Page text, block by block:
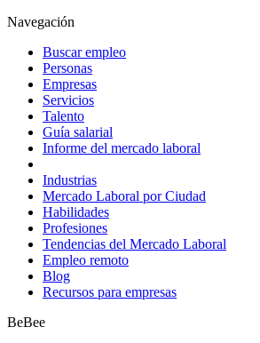
Navegación
Buscar empleo
Personas
Empresas
Servicios
Talento
Guía salarial
Informe del mercado laboral
Industrias
Mercado Laboral por Ciudad
Habilidades
Profesiones
Tendencias del Mercado Laboral
Empleo remoto
Blog
Recursos para empresas
BeBee